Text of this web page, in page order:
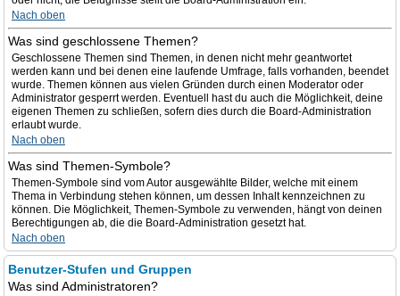
Nach oben
Was sind geschlossene Themen?
Geschlossene Themen sind Themen, in denen nicht mehr geantwortet
werden kann und bei denen eine laufende Umfrage, falls vorhanden, beendet
wurde. Themen können aus vielen Gründen durch einen Moderator oder
Administrator gesperrt werden. Eventuell hast du auch die Möglichkeit, deine
eigenen Themen zu schließen, sofern dies durch die Board-Administration
erlaubt wurde.
Nach oben
Was sind Themen-Symbole?
Themen-Symbole sind vom Autor ausgewählte Bilder, welche mit einem
Thema in Verbindung stehen können, um dessen Inhalt kennzeichnen zu
können. Die Möglichkeit, Themen-Symbole zu verwenden, hängt von deinen
Berechtigungen ab, die die Board-Administration gesetzt hat.
Nach oben
Benutzer-Stufen und Gruppen
Was sind Administratoren?